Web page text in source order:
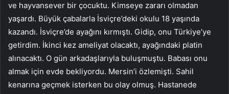
ve hayvansever bir çocuktu. Kimseye zararı olmadan
yaşardı. Büyük çabalarla İsviçre’deki okulu 18 yaşında
kazandı. İsviçre’de ayağını kırmıştı. Gidip, onu Türkiye’ye
getirdim. İkinci kez ameliyat olacaktı, ayağındaki platin
alınacaktı. O gün arkadaşlarıyla buluşmuştu. Babası onu
almak için evde bekliyordu. Mersin’i özlemişti. Sahil
kenarına geçmek isterken bu olay olmuş. Hastanede